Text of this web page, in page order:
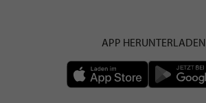
APP HERUNTERLADEN